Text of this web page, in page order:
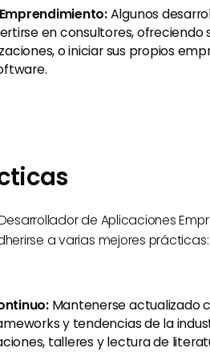
Algunos
en consultores, ofreciendo
o iniciar sus propios
de Aplicaciones
a varias mejores prácticas:
Mantenerse actualizado
y tendencias de la
talleres y lectura de